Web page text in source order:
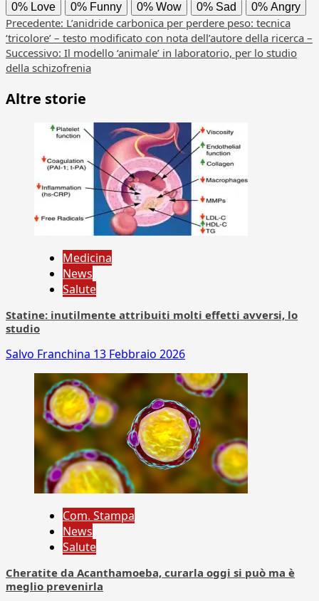
0% Love 0% Funny 0% Wow 0% Sad 0% Angry
Navigazione
articolo
Precedente: L’anidride carbonica per perdere peso: tecnica
‘tricolore’ – testo modificato con nota dell’autore della ricerca –
Successivo: Il modello ‘animale’ in laboratorio, per lo studio
della schizofrenia
Altre storie
Medicina
News
Salute
Statine: inutilmente attribuiti molti effetti avversi, lo
studio
Salvo Franchina 13 Febbraio 2026
Com. Stampa
News
Salute
Cheratite da Acanthamoeba, curarla oggi si può ma è
meglio prevenirla